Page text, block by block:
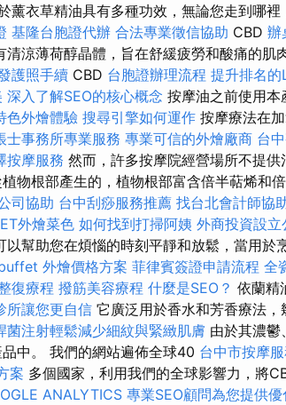
薰衣草精油具有多種功效，無論您走到哪
基隆台胞證代辦 合法專業徵信協助 CBD 辦
清涼薄荷醇晶體，旨在舒緩疲勞和酸痛的肌
護照手續 CBD 台胞證辦理流程 提升排名
深入了解SEO的核心概念 按摩油之前使用本
色外燴體驗 搜尋引擎如何運作 按摩療法在
士事務所專業服務 專業可信的外燴廠商 台
按摩服務 然而，許多按摩院經營場所不提
物根部產生的，植物根部富含倍半萜烯和
司協助 台中刮痧服務推薦 找台北會計師協
外燴菜色 如何找到打掃阿姨 外商投資設立
以幫助您在煩惱的時刻平靜和放鬆，當用於
外燴價格方案 菲律賓簽證申請流程 全
復療程 撥筋美容療程 什麼是SEO？ 依蘭精
所讓您更自信 它廣泛用於香水和芳香療法
菌注射輕鬆減少細紋與緊緻肌膚 由於其濃鬱
中。 我們的網站遍佈全球40 台中市按摩
案 多個國家，利用我們的全球影響力，將
ANALYTICS 專業SEO顧問為您提供優